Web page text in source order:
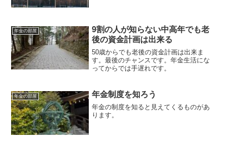
しょう。
年金の部屋
9割の人が知らない中高年でも老
後の資金計画は出来る
50歳からでも老後の資金計画は出来ま
す。最後のチャンスです。年金生活にな
ってからでは手遅れです。
年金の部屋 年金制度を知ろう
年金の制度を知ると見えてくるものがあ
ります。